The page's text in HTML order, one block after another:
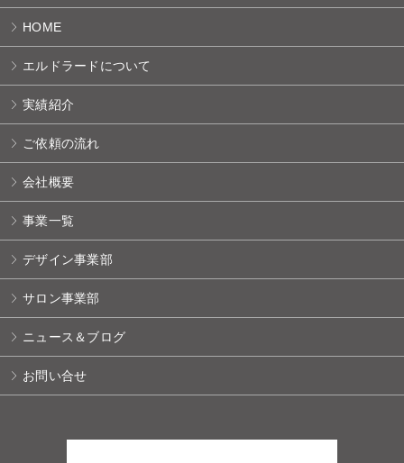
HOME
エルドラードについて
実績紹介
ご依頼の流れ
会社概要
事業一覧
デザイン事業部
サロン事業部
ニュース＆ブログ
お問い合せ